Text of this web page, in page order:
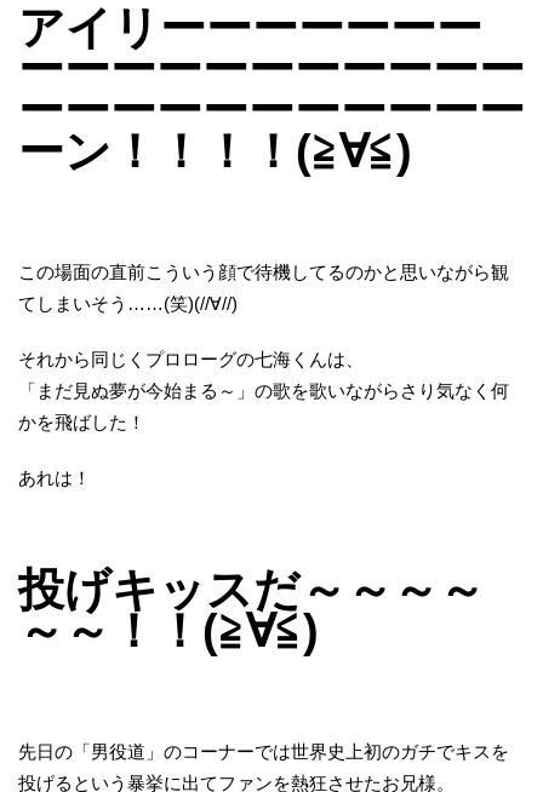
アイリーーーーーーー
ーーーーーーーーーーー
ーーーーーーーーーーー
ーン！！！！(≧∀≦)
この場面の直前こういう顔で待機してるのかと思いながら観
てしまいそう……(笑)(//∀//)
それから同じくプロローグの七海くんは、
「まだ見ぬ夢が今始まる～」の歌を歌いながらさり気なく何
かを飛ばした！
あれは！
投げキッスだ～～～～
～～！！(≧∀≦)
先日の「男役道」のコーナーでは世界史上初のガチでキスを
投げるという暴挙に出てファンを熱狂させたお兄様。